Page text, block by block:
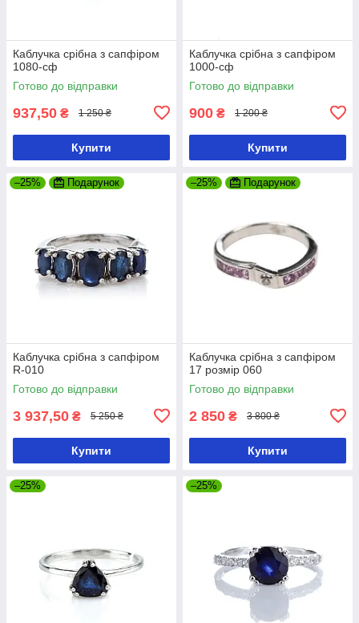
Каблучка срібна з сапфіром
1080-сф
Готово до відправки
937,50 ₴ 1 250 ₴
Купити
Каблучка срібна з сапфіром
1000-сф
Готово до відправки
900 ₴ 1 200 ₴
Купити
–25% Подарунок
Каблучка срібна з сапфіром
R-010
Готово до відправки
3 937,50 ₴ 5 250 ₴
Купити
–25% Подарунок
Каблучка срібна з сапфіром
17 розмір 060
Готово до відправки
2 850 ₴ 3 800 ₴
Купити
–25% –25%